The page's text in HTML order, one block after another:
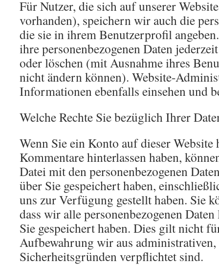
Für Nutzer, die sich auf unserer
vorhanden), speichern wir auch die
die sie in ihrem Benutzerprofil
ihre personenbezogenen Daten
oder löschen (mit Ausnahme ihres
nicht ändern können). Website-
Informationen ebenfalls einsehen und
Welche Rechte Sie bezüglich Ihrer
Wenn Sie ein Konto auf dieser Website
Kommentare hinterlassen haben,
Datei mit den personenbezogenen
über Sie gespeichert haben,
uns zur Verfügung gestellt haben. Sie
dass wir alle personenbezogenen
Sie gespeichert haben. Dies gilt nicht
Aufbewahrung wir aus
Sicherheitsgründen verpflichtet sind.